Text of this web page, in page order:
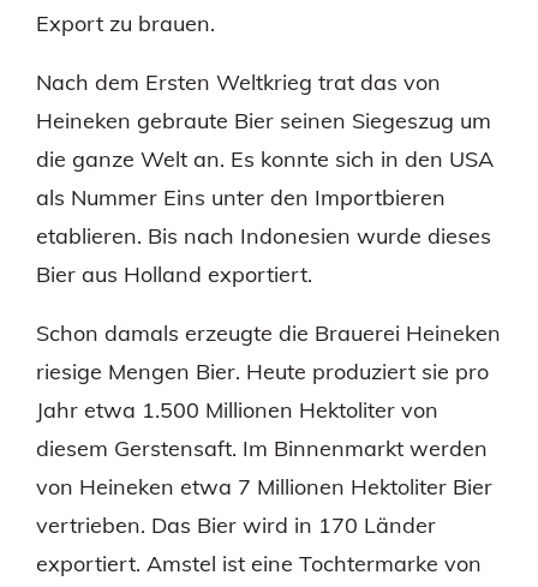
Export zu brauen.
Nach dem Ersten Weltkrieg trat das von
Heineken gebraute Bier seinen Siegeszug um
die ganze Welt an. Es konnte sich in den USA
als Nummer Eins unter den Importbieren
etablieren. Bis nach Indonesien wurde dieses
Bier aus Holland exportiert.
Schon damals erzeugte die Brauerei Heineken
riesige Mengen Bier. Heute produziert sie pro
Jahr etwa 1.500 Millionen Hektoliter von
diesem Gerstensaft. Im Binnenmarkt werden
von Heineken etwa 7 Millionen Hektoliter Bier
vertrieben. Das Bier wird in 170 Länder
exportiert. Amstel ist eine Tochtermarke von